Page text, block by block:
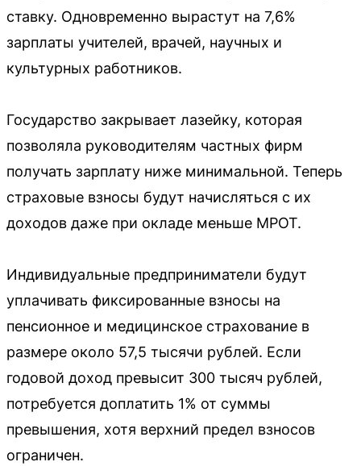
ставку. Одновременно вырастут на 7,6%
зарплаты учителей, врачей, научных и
культурных работников.
Государство закрывает лазейку, которая
позволяла руководителям частных фирм
получать зарплату ниже минимальной. Теперь
страховые взносы будут начисляться с их
доходов даже при окладе меньше МРОТ.
Индивидуальные предприниматели будут
уплачивать фиксированные взносы на
пенсионное и медицинское страхование в
размере около 57,5 тысячи рублей. Если
годовой доход превысит 300 тысяч рублей,
потребуется доплатить 1% от суммы
превышения, хотя верхний предел взносов
ограничен.